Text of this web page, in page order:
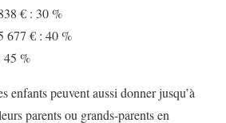
€ : 30 %
677 € : 40 %
45 %
enfants peuvent aussi donner jusqu’à
parents ou grands-parents en